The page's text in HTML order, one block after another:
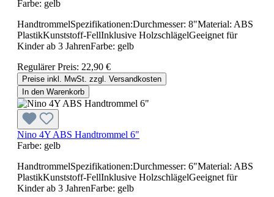
Farbe: gelb
HandtrommelSpezifikationen:Durchmesser: 8"Material: ABS
PlastikKunststoff-FellInklusive HolzschlägelGeeignet für
Kinder ab 3 JahrenFarbe: gelb
Regulärer Preis: 22,90 €
Preise inkl. MwSt. zzgl. Versandkosten
In den Warenkorb
Nino 4Y ABS Handtrommel 6"
Farbe: gelb
HandtrommelSpezifikationen:Durchmesser: 6"Material: ABS
PlastikKunststoff-FellInklusive HolzschlägelGeeignet für
Kinder ab 3 JahrenFarbe: gelb